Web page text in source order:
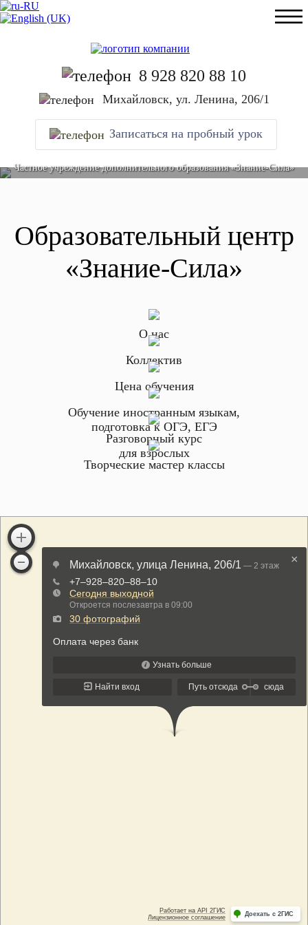
8 928 820 88 10
Михайловск, ул. Ленина, 206/1
Записаться на пробный урок
Частное учреждение дополнительного образования «Знание-Сила»
Образовательный центр
«Знание-Сила»
О нас
Коллектив
Цена обучения
Обучение иностранным языкам,
подготовка к ОГЭ, ЕГЭ
Разговорный курс
для взрослых
Творческие мастер классы